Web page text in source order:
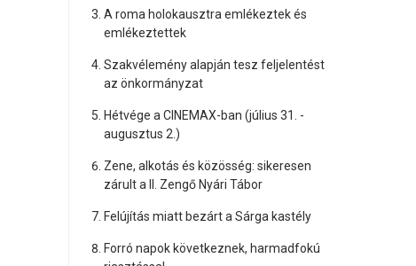
A roma holokausztra emlékeztek és
emlékeztettek
Szakvélemény alapján tesz feljelentést
az önkormányzat
Hétvége a CINEMAX-ban (július 31. -
augusztus 2.)
Zene, alkotás és közösség: sikeresen
zárult a II. Zengő Nyári Tábor
Felújítás miatt bezárt a Sárga kastély
Forró napok következnek, harmadfokú